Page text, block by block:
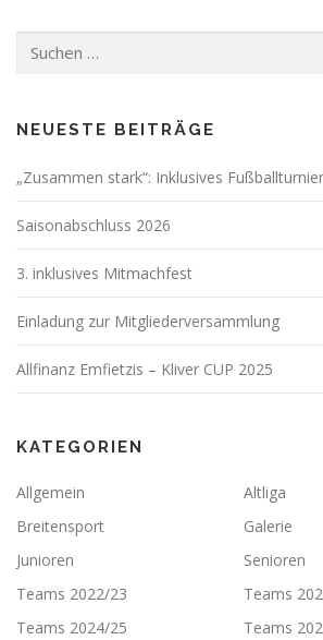
nach:
NEUESTE BEITRÄGE
„Zusammen stark“: Inklusives Fußballturnier
Saisonabschluss 2026
3. inklusives Mitmachfest
Einladung zur Mitgliederversammlung
Allfinanz Emfietzis – Kliver CUP 2025
KATEGORIEN
Allgemein
Altliga
Breitensport
Galerie
Junioren
Senioren
Teams 2022/23
Teams
Teams 2024/25
Teams